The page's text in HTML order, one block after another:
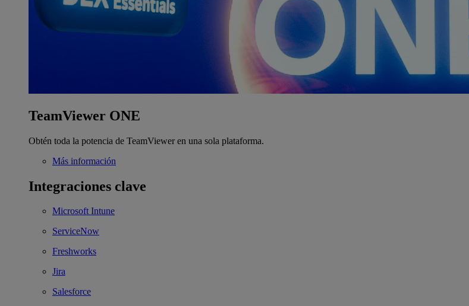
TeamViewer ONE
Obtén toda la potencia de TeamViewer en una sola plataforma.
Más información
Integraciones clave
Microsoft Intune
ServiceNow
Freshworks
Jira
Salesforce